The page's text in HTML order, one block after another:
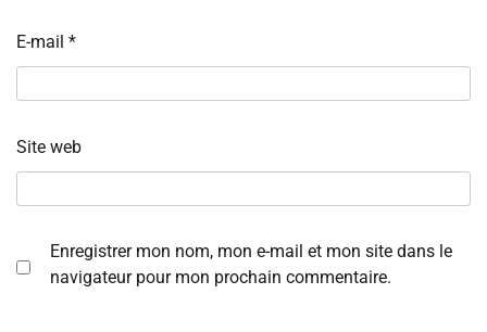
E-mail *
Site web
Enregistrer mon nom, mon e-mail et mon site dans le
navigateur pour mon prochain commentaire.